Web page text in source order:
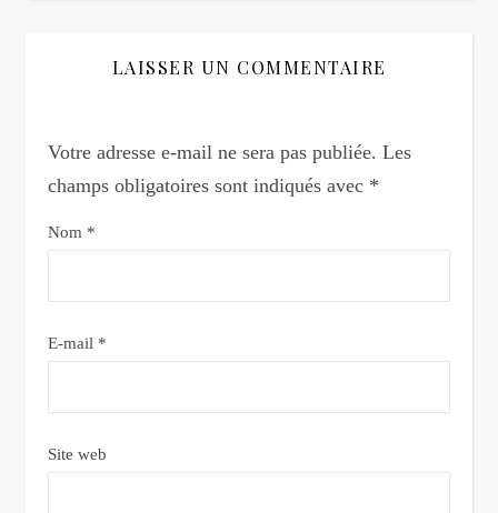
LAISSER UN COMMENTAIRE
Votre adresse e-mail ne sera pas publiée. Les
champs obligatoires sont indiqués avec *
Nom *
E-mail *
Site web